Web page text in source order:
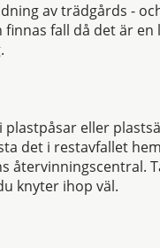
av trädgårds -
fall då det är
plastpåsar eller
det i restavfallet
återvinningscentral.
knyter ihop väl.